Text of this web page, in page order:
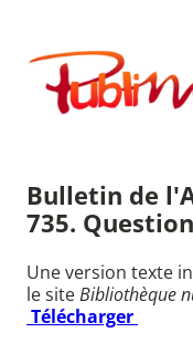
contenu
Publimath
Bulletin de
735.
Une version texte
le siteBibliothèque
Télécharger